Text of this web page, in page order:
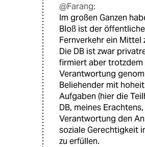
@Farang:
Im großen Ganzen
Bloß ist der
Fernverkehr ein Mittel
Die DB ist zwar
firmiert aber trotzdem
Verantwortung
Beliehender mit
Aufgaben (hier die
DB, meines
Verantwortung den
soziale Gerechtigkeit
zu erfüllen.